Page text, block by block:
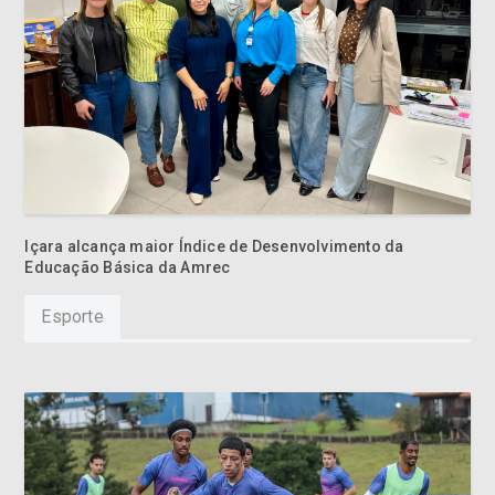
Içara alcança maior Índice de Desenvolvimento da
Educação Básica da Amrec
Esporte